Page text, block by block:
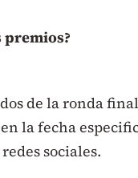
premios?
de la ronda
la fecha
sociales.